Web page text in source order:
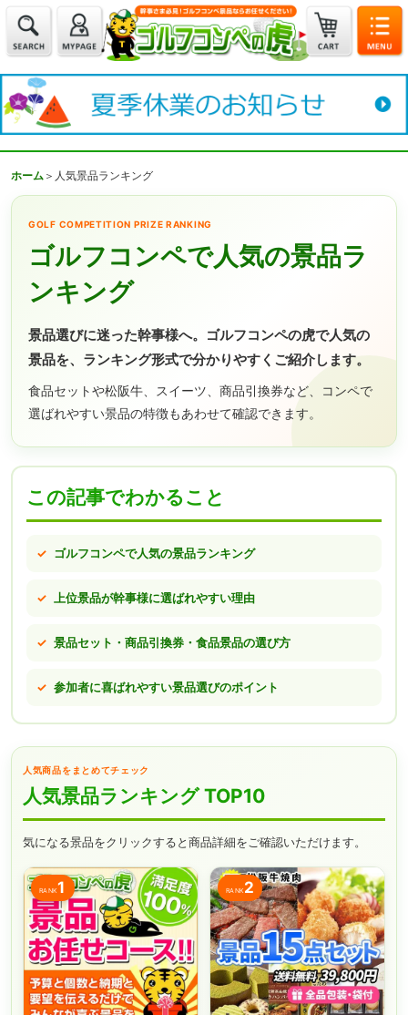
ホーム ＞ 人気景品ランキング
GOLF COMPETITION PRIZE RANKING
ゴルフコンペで人気の景品ラ
ンキング
景品選びに迷った幹事様へ。ゴルフコンペの虎で人気の
景品を、ランキング形式で分かりやすくご紹介します。
食品セットや松阪牛、スイーツ、商品引換券など、コンペで
選ばれやすい景品の特徴もあわせて確認できます。
この記事でわかること
ゴルフコンペで人気の景品ランキング
上位景品が幹事様に選ばれやすい理由
景品セット・商品引換券・食品景品の選び方
参加者に喜ばれやすい景品選びのポイント
人気商品をまとめてチェック
人気景品ランキング TOP10
気になる景品をクリックすると商品詳細をご確認いただけます。
RANK1 RANK 2